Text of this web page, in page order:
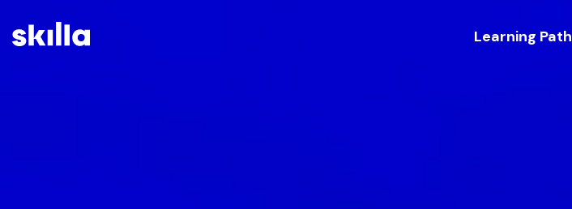
Learning Path